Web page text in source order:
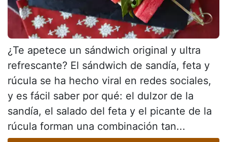
¿Te apetece un sándwich original y ultra
refrescante? El sándwich de sandía, feta y
rúcula se ha hecho viral en redes sociales,
y es fácil saber por qué: el dulzor de la
sandía, el salado del feta y el picante de la
rúcula forman una combinación tan...